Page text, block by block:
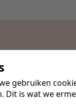
gebruiken
Dit is wat we